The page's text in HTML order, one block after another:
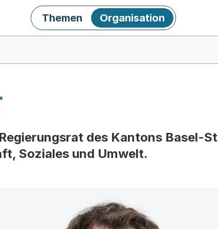
Themen Organisation
des Kantons Basel-
Soziales und Umwelt.